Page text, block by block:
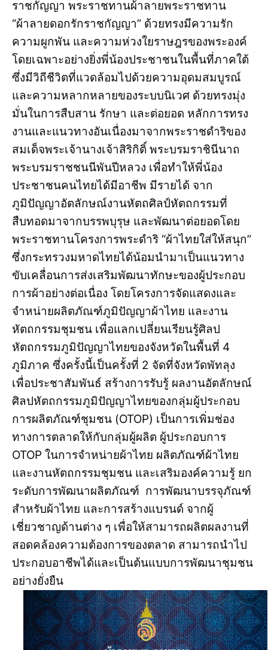
ราชกัญญา พระราชทานผ้าลายพระราชทาน
“ผ้าลายดอกรักราชกัญญา” ด้วยทรงมีความรัก
ความผูกพัน และความห่วงใยราษฎรของพระองค์
โดยเฉพาะอย่างยิ่งพี่น้องประชาชนในพื้นที่ภาคใต้
ซึ่งมีวิถีชีวิตที่แวดล้อมไปด้วยความอุดมสมบูรณ์
และความหลากหลายของระบบนิเวศ ด้วยทรงมุ่ง
มั่นในการสืบสาน รักษา และต่อยอด หลักการทรง
งานและแนวทางอันเนื่องมาจากพระราชดำริของ
สมเด็จพระเจ้านางเจ้าสิริกิติ์ พระบรมราชินีนาถ
พระบรมราชชนนีพันปีหลวง เพื่อทำให้พี่น้อง
ประชาชนคนไทยได้มีอาชีพ มีรายได้ จาก
ภูมิปัญญาอัตลักษณ์งานหัตถศิลป์หัตถกรรมที่
สืบทอดมาจากบรรพบุรุษ และพัฒนาต่อยอดโดย
พระราชทานโครงการพระดำริ “ผ้าไทยใส่ให้สนุก”
ซึ่งกระทรวงมหาดไทยได้น้อมนำมาเป็นแนวทาง
ขับเคลื่อนการส่งเสริมพัฒนาทักษะของผู้ประกอบ
การผ้าอย่างต่อเนื่อง โดยโครงการจัดแสดงและ
จำหน่ายผลิตภัณฑ์ภูมิปัญญาผ้าไทย และงาน
หัตถกรรมชุมชน เพื่อแลกเปลี่ยนเรียนรู้ศิลป
หัตถกรรมภูมิปัญญาไทยของจังหวัดในพื้นที่ 4
ภูมิภาค ซึ่งครั้งนี้เป็นครั้งที่ 2 จัดที่จังหวัดพัทลุง
เพื่อประชาสัมพันธ์ สร้างการรับรู้ ผลงานอัตลักษณ์
ศิลปหัตถกรรมภูมิปัญญาไทยของกลุ่มผู้ประกอบ
การผลิตภัณฑ์ชุมชน (OTOP) เป็นการเพิ่มช่อง
ทางการตลาดให้กับกลุ่มผู้ผลิต ผู้ประกอบการ
OTOP ในการจำหน่ายผ้าไทย ผลิตภัณฑ์ผ้าไทย
และงานหัตถกรรมชุมชน และเสริมองค์ความรู้ ยก
ระดับการพัฒนาผลิตภัณฑ์ การพัฒนาบรรจุภัณฑ์
สำหรับผ้าไทย และการสร้างแบรนด์ จากผู้
เชี่ยวชาญด้านต่าง ๆ เพื่อให้สามารถผลิตผลงานที่
สอดคล้องความต้องการของตลาด สามารถนำไป
ประกอบอาชีพได้และเป็นต้นแบบการพัฒนาชุมชน
อย่างยั่งยืน